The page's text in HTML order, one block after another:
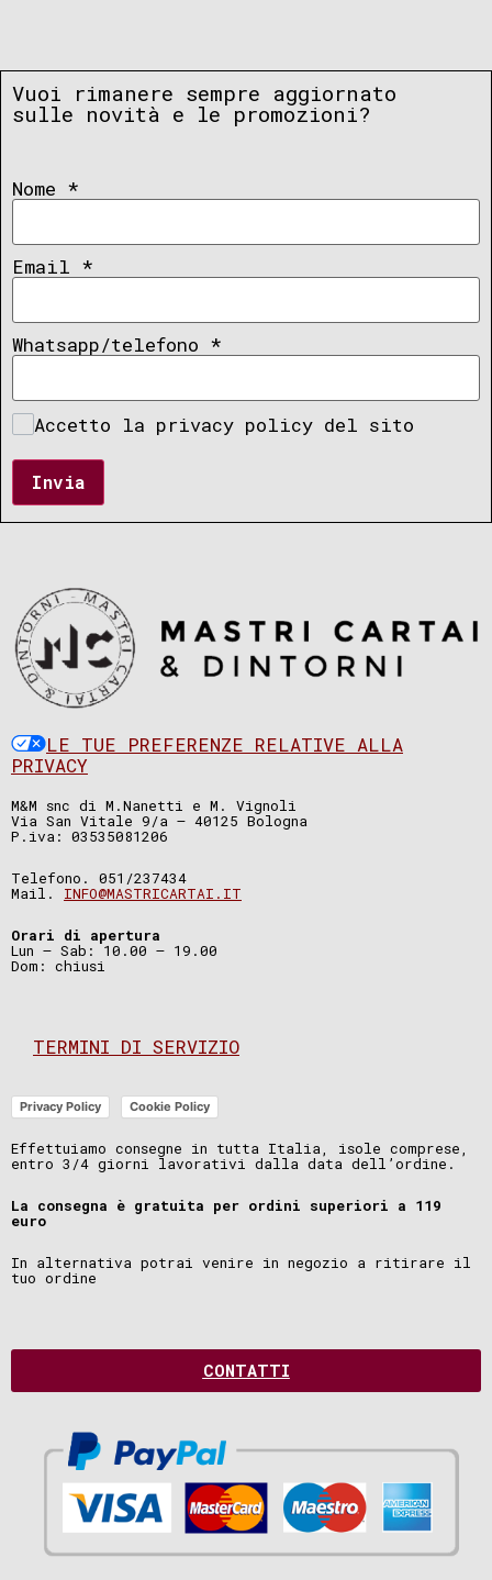
Vuoi rimanere sempre aggiornato
sulle novità e le promozioni?
Nome *
Email *
Whatsapp/telefono *
Accetto la privacy policy del sito
Invia
LE TUE PREFERENZE RELATIVE ALLA
PRIVACY
M&M snc di M.Nanetti e M. Vignoli
Via San Vitale 9/a – 40125 Bologna
P.iva: 03535081206
Telefono. 051/237434
Mail. INFO@MASTRICARTAI.IT
Orari di apertura
Lun – Sab: 10.00 – 19.00
Dom: chiusi
TERMINI DI SERVIZIO
Privacy Policy Cookie Policy
Effettuiamo consegne in tutta Italia, isole comprese,
entro 3/4 giorni lavorativi dalla data dell’ordine.
La consegna è gratuita per ordini superiori a 119
euro
In alternativa potrai venire in negozio a ritirare il
tuo ordine
CONTATTI